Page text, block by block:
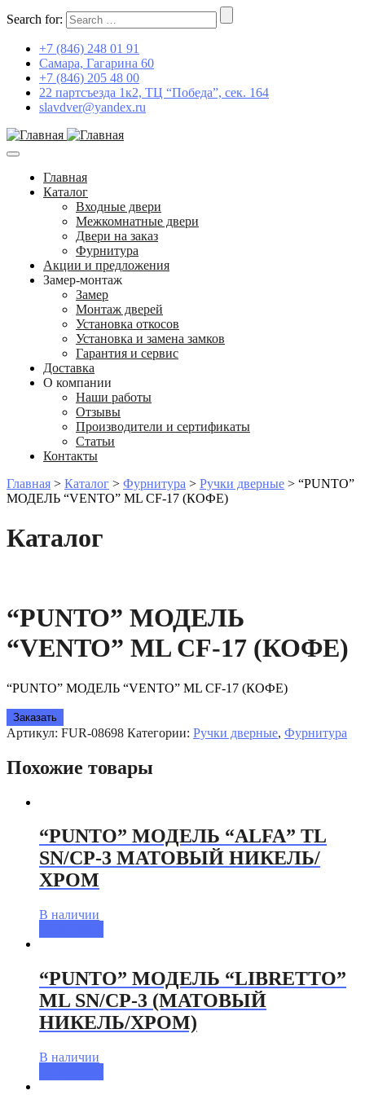
Search for:
+7 (846) 248 01 91
Самара, Гагарина 60
+7 (846) 205 48 00
22 партсъезда 1к2, ТЦ “Победа”, сек. 164
slavdver@yandex.ru
Главная
Каталог
Входные двери
Межкомнатные двери
Двери на заказ
Фурнитура
Акции и предложения
Замер-монтаж
Замер
Монтаж дверей
Установка откосов
Установка и замена замков
Гарантия и сервис
Доставка
О компании
Наши работы
Отзывы
Производители и сертификаты
Статьи
Контакты
Главная > Каталог > Фурнитура > Ручки дверные > “PUNTO”
МОДЕЛЬ “VENTO” ML CF-17 (КОФЕ)
Каталог
“PUNTO” МОДЕЛЬ
“VENTO” ML CF-17 (КОФЕ)
“PUNTO” МОДЕЛЬ “VENTO” ML CF-17 (КОФЕ)
Заказать
Артикул: FUR-08698 Категории: Ручки дверные, Фурнитура
Похожие товары
“PUNTO” МОДЕЛЬ “ALFA” TL
SN/CP-3 МАТОВЫЙ НИКЕЛЬ/
ХРОМ
В наличии
“PUNTO” МОДЕЛЬ “LIBRETTO”
ML SN/CP-3 (МАТОВЫЙ
НИКЕЛЬ/ХРОМ)
В наличии